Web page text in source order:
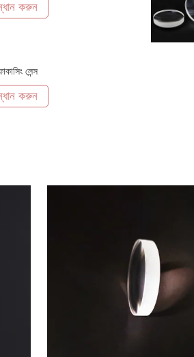
করুন
লেন্স
করুন